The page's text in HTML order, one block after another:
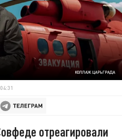
КОЛЛАЖ ЦАРЬГРАДА
отреагировали